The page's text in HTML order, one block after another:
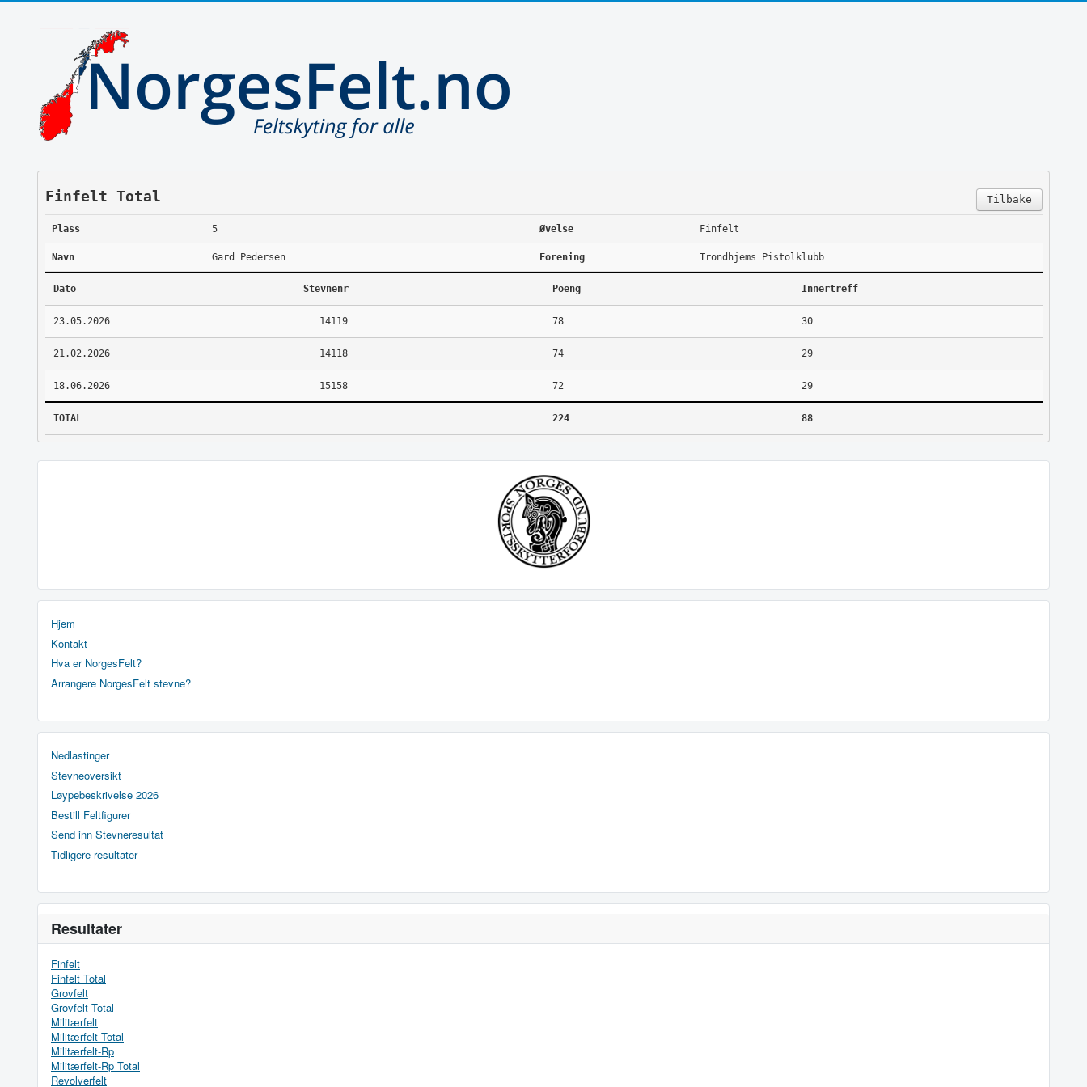
Tilbake
Finfelt Total
Plass 5 Øvelse Finfelt
Navn Gard Pedersen Forening Trondhjems Pistolklubb
Dato Stevnenr Poeng Innertreff
23.05.2026 14119 78 30
21.02.2026 14118 74 29
18.06.2026 15158 72 29
TOTAL 224 88
Hjem
Kontakt
Hva er NorgesFelt?
Arrangere NorgesFelt stevne?
Nedlastinger
Stevneoversikt
Løypebeskrivelse 2026
Bestill Feltfigurer
Send inn Stevneresultat
Tidligere resultater
Resultater
Finfelt
Finfelt Total
Grovfelt
Grovfelt Total
Militærfelt
Militærfelt Total
Militærfelt-Rp
Militærfelt-Rp Total
Revolverfelt